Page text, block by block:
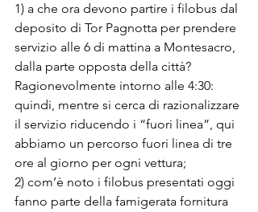
1) a che ora devono partire i filobus dal
deposito di Tor Pagnotta per prendere
servizio alle 6 di mattina a Montesacro,
dalla parte opposta della città?
Ragionevolmente intorno alle 4:30:
quindi, mentre si cerca di razionalizzare
il servizio riducendo i “fuori linea”, qui
abbiamo un percorso fuori linea di tre
ore al giorno per ogni vettura;
2) com’è noto i filobus presentati oggi
fanno parte della famigerata fornitura